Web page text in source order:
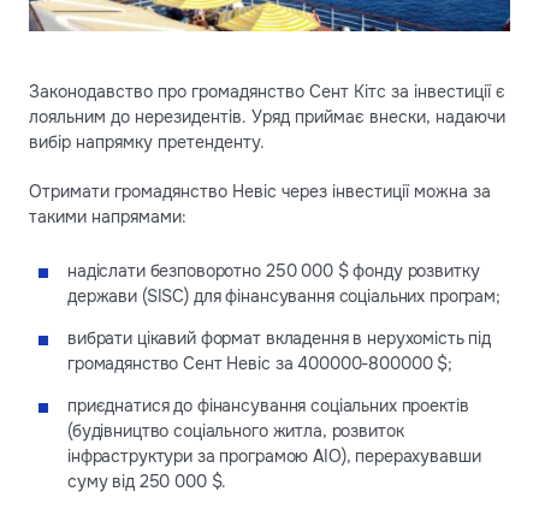
Законодавство про громадянство Сент Кітс за інвестиції є
лояльним до нерезидентів. Уряд приймає внески, надаючи
вибір напрямку претенденту.
Отримати громадянство Невіс через інвестиції можна за
такими напрямами:
надіслати безповоротно 250 000 $ фонду розвитку
держави (SISC) для фінансування соціальних програм;
вибрати цікавий формат вкладення в нерухомість під
громадянство Сент Невіс за 400000-800000 $;
приєднатися до фінансування соціальних проектів
(будівництво соціального житла, розвиток
інфраструктури за програмою AIO), перерахувавши
суму від 250 000 $.